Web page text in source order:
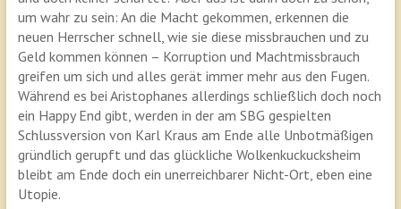
um wahr zu sein: An die Macht gekommen, erkennen die
neuen Herrscher schnell, wie sie diese missbrauchen und zu
Geld kommen können – Korruption und Machtmissbrauch
greifen um sich und alles gerät immer mehr aus den Fugen.
Während es bei Aristophanes allerdings schließlich doch noch
ein Happy End gibt, werden in der am SBG gespielten
Schlussversion von Karl Kraus am Ende alle Unbotmäßigen
gründlich gerupft und das glückliche Wolkenkuckucksheim
bleibt am Ende doch ein unerreichbarer Nicht-Ort, eben eine
Utopie.